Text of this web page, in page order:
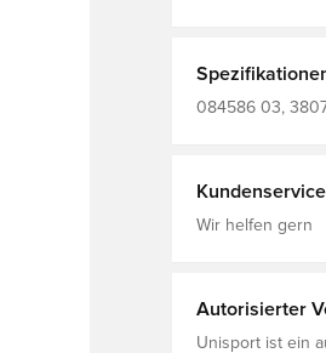
084586 03,
Kundenservice
Wir helfen gern
Autorisierter
Unisport ist ein